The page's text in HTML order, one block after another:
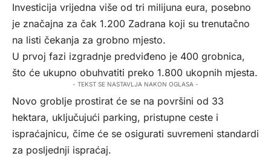
Investicija vrijedna više od tri milijuna eura, posebno
je značajna za čak 1.200 Zadrana koji su trenutačno
na listi čekanja za grobno mjesto.
U prvoj fazi izgradnje predviđeno je 400 grobnica,
što će ukupno obuhvatiti preko 1.800 ukopnih mjesta.
- TEKST SE NASTAVLJA NAKON OGLASA -
Novo groblje prostirat će se na površini od 33
hektara, uključujući parking, pristupne ceste i
ispraćajnicu, čime će se osigurati suvremeni standardi
za posljednji ispraćaj.